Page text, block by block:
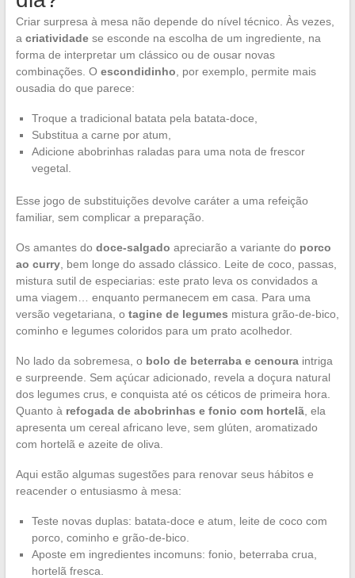
Criar surpresa à mesa não depende do nível técnico. Às vezes,
a criatividadese esconde na escolha de um ingrediente, na
forma de interpretar um clássico ou de ousar novas
combinações. O escondidinho , por exemplo, permite mais
ousadia do que parece:
Troque a tradicional batata pela batata-doce,
Substitua a carne por atum,
Adicione abobrinhas raladas para uma nota de frescor
vegetal.
Esse jogo de substituições devolve caráter a uma refeição
familiar, sem complicar a preparação.
Os amantes do doce-salgado apreciarão a variante do porco
ao curry, bem longe do assado clássico. Leite de coco, passas,
mistura sutil de especiarias: este prato leva os convidados a
uma viagem… enquanto permanecem em casa. Para uma
versão vegetariana, o tagine de legumes mistura grão-de-bico,
cominho e legumes coloridos para um prato acolhedor.
No lado da sobremesa, o bolo de beterraba e cenouraintriga
e surpreende. Sem açúcar adicionado, revela a doçura natural
dos legumes crus, e conquista até os céticos de primeira hora.
Quanto à refogada de abobrinhas e fonio com hortelã, ela
apresenta um cereal africano leve, sem glúten, aromatizado
com hortelã e azeite de oliva.
Aqui estão algumas sugestões para renovar seus hábitos e
reacender o entusiasmo à mesa:
Teste novas duplas: batata-doce e atum, leite de coco com
porco, cominho e grão-de-bico.
Aposte em ingredientes incomuns: fonio, beterraba crua,
hortelã fresca.